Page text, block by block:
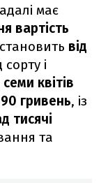
має
вартість
від
і
квітів
гривень, із
тисячі
та